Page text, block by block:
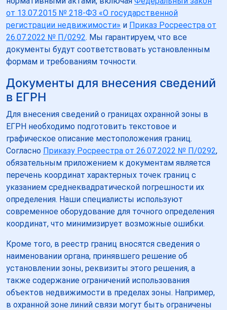
от 13.07.2015 № 218-ФЗ «О государственной
регистрации недвижимости» и Приказ Росреестра от
26.07.2022 № П/0292. Мы гарантируем, что все
документы будут соответствовать установленным
формам и требованиям точности.
Документы для внесения сведений
в ЕГРН
Для внесения сведений о границах охранной зоны в
ЕГРН необходимо подготовить текстовое и
графическое описание местоположения границ.
Согласно Приказу Росреестра от 26.07.2022 № П/0292,
обязательным приложением к документам является
перечень координат характерных точек границ с
указанием среднеквадратической погрешности их
определения. Наши специалисты используют
современное оборудование для точного определения
координат, что минимизирует возможные ошибки.
Кроме того, в реестр границ вносятся сведения о
наименовании органа, принявшего решение об
установлении зоны, реквизиты этого решения, а
также содержание ограничений использования
объектов недвижимости в пределах зоны. Например,
в охранной зоне линий связи могут быть ограничены